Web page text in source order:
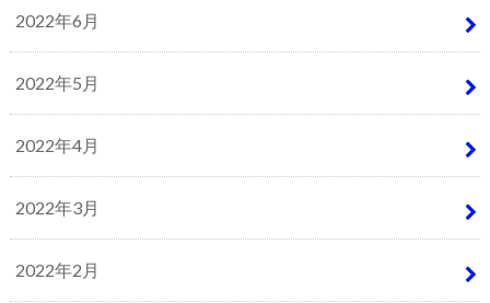
2022年6月
2022年5月
2022年4月
2022年3月
2022年2月